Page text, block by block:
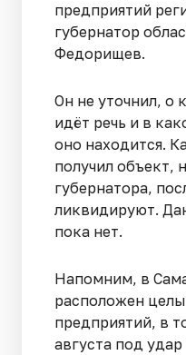
предприятий
губернатор
Федорищев.
Он не уточнил, о
идёт речь и в
оно находится.
получил объект,
губернатора,
ликвидируют.
пока нет.
Напомним, в
расположен
предприятий, в
августа под